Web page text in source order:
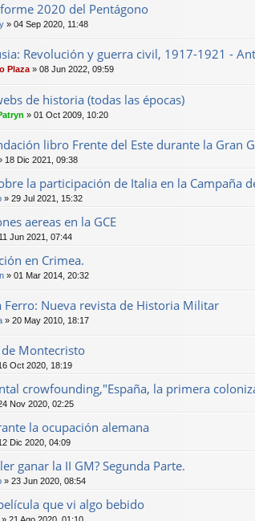
2020 del Pentágono
» 04 Sep 2020, 11:48
Revolución y guerra civil, 1917-1921 -
Plaza» 08 Jun 2022, 09:59
de historia (todas las épocas)
» 01 Oct 2009, 10:20
libro Frente del Este durante la Gran
18 Dic 2021, 09:38
la participación de Italia en la Campaña
» 29 Jul 2021, 15:32
aereas en la GCE
11 Jun 2021, 07:44
en Crimea.
» 01 Mar 2014, 20:32
Ferro: Nueva revista de Historia Militar
» 20 May 2010, 18:17
de Montecristo
Oct 2020, 18:19
crowfounding,"España, la primera
Nov 2020, 02:25
la ocupación alemana
Dic 2020, 04:09
ganar la II GM? Segunda Parte.
» 23 Jun 2020, 08:54
que vi algo bebido